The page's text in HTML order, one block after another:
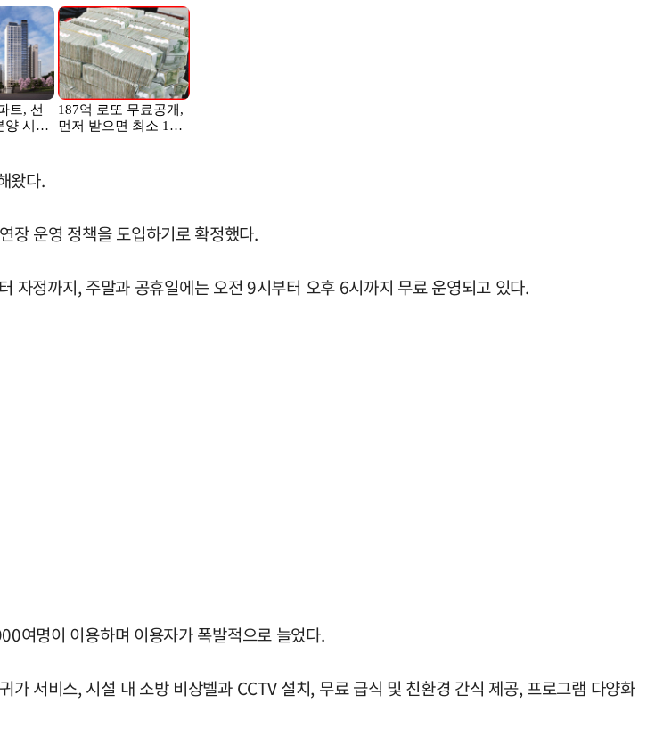
왔다.
장 운영 정책을 도입하기로 확정했다.
정까지, 주말과 공휴일에는 오전 9시부터 오후 6시까지 무료 운영되고 있다.
여명이 이용하며 이용자가 폭발적으로 늘었다.
서비스, 시설 내 소방 비상벨과 CCTV 설치, 무료 급식 및 친환경 간식 제공, 프로그램 다양화